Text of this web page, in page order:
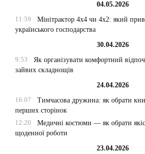
04.05.2026
11:59
Мінітрактор 4х4 чи 4х2: який
українського господарства
30.04.2026
9:53
Як організувати комфортний
зайвих складнощів
24.04.2026
16:07
Тимчасова дружина: як обрати
перших сторінок
12:20
Медичні костюми — як обрати
щоденної роботи
23.04.2026